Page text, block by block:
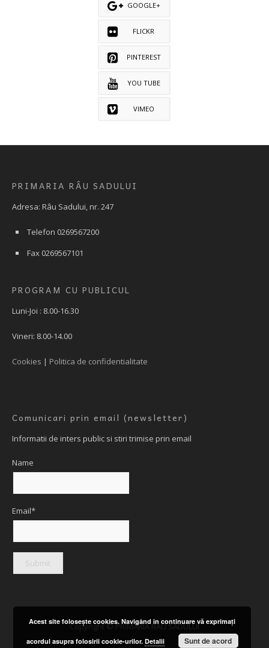
GOOGLE+
FLICKR
PINTEREST
YOU TUBE
VIMEO
PRIMARIA RÂU SADULUI
Adresa: Râu Sadului, nr. 247
Telefon 0269567200
Fax 0269567101
PROGRAM CU PUBLICUL
Luni-Joi : 8.00-16.30
Vineri: 8.00-14.00
Cookies | Politica de confidentialitate
Comunicari prin email (newsletter)
Informatii de inters public si stiri trimise prin email
Name
Email*
Copyright © PRIMARIA RAU SADULUI
Acest site foloseşte cookies. Navigând în continuare vă exprimaţi
acordul asupra folosirii cookie-urilor. Detalii Sunt de acord